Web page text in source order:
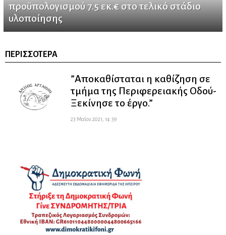
προϋπολογισμού 7.5 εκ.€ στο τελικό στάδιο
υλοποίησης
ΠΕΡΙΣΣΌΤΕΡΑ
”Αποκαθίσταται η καθίζηση σε
τμήμα της Περιφερειακής Οδού-
Ξεκίνησε το έργο.”
23 Μαΐου 2021, 14:39